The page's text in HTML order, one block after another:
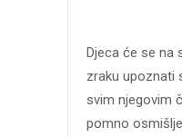
Djeca će se na
zraku upoznati
svim njegovim
pomno